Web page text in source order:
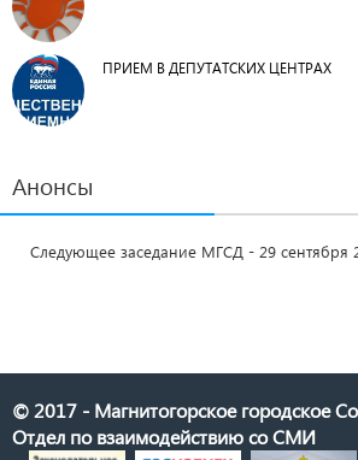
ПРИЕМ В ДЕПУТАТСКИХ ЦЕНТРАХ
Анонсы
Следующее заседание МГСД - 29 сентября
© 2017 - Магнитогорское городское
Отдел по взаимодействию со СМИ